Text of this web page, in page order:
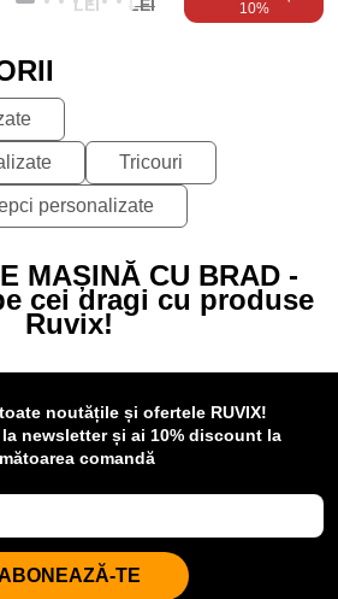
LEI
LEI
10%
Tricouri
personalizate
MAȘINĂ CU BRAD -
cei dragi cu produse
Ruvix!
noutățile și ofertele RUVIX!
newsletter și ai 10% discount la
comandă
TE